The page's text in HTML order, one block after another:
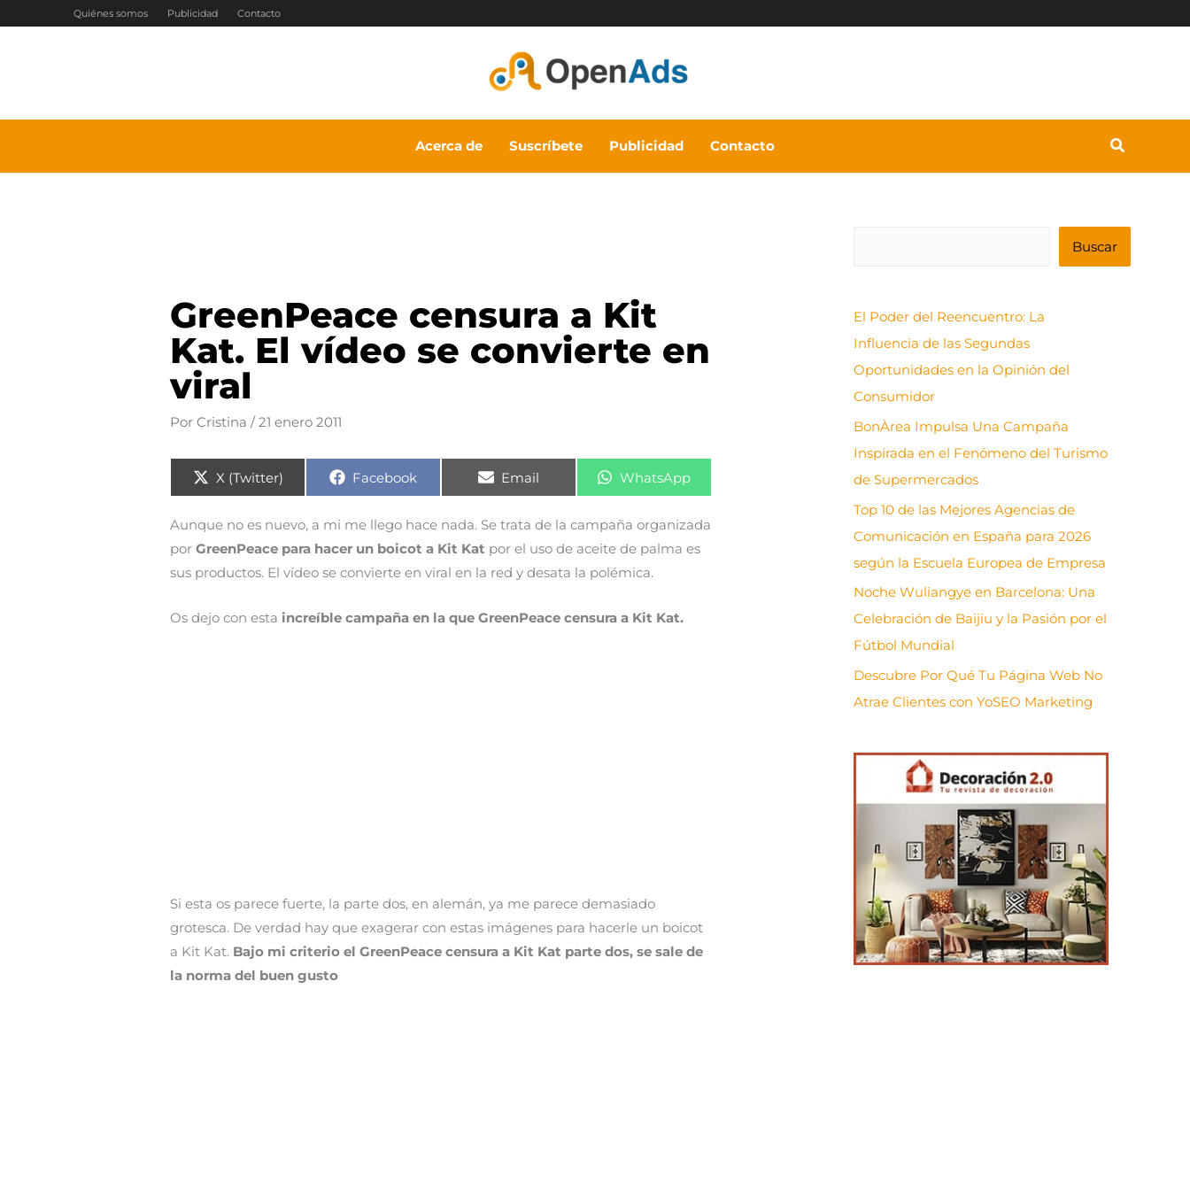
Quiénes somos Publicidad Contacto
Acerca de Suscríbete Publicidad Contacto
GreenPeace censura a Kit
Kat. El vídeo se convierte en
viral
PorCristina/21 enero 2011
Compartir
en
X (Twitter) Compartir
Facebook Compartir
Email Compartir
WhatsApp
Aunque no es nuevo, a mi me llego hace nada. Se trata de la campaña organizada
porGreenPeace para hacer un boicot a Kit Kat por el uso de aceite de palma es
sus productos. El vídeo se convierte en viral en la red y desata la polémica.
Os dejo con esta increíble campaña en la que GreenPeace censura a Kit Kat.
Si esta os parece fuerte, la parte dos, en alemán, ya me parece demasiado
grotesca. De verdad hay que exagerar con estas imágenes para hacerle un boicot
a Kit Kat. Bajo mi criterio el GreenPeace censura a Kit Kat parte dos, se sale de
la norma del buen gusto
c
a
r
Buscar
El Poder del Reencuentro: La
Influencia de las Segundas
Oportunidades en la Opinión del
Consumidor
BonÀrea Impulsa Una Campaña
Inspirada en el Fenómeno del Turismo
de Supermercados
Top 10 de las Mejores Agencias de
Comunicación en España para 2026
según la Escuela Europea de Empresa
Noche Wuliangye en Barcelona: Una
Celebración de Baijiu y la Pasión por el
Fútbol Mundial
Descubre Por Qué Tu Página Web No
Atrae Clientes con YoSEO Marketing